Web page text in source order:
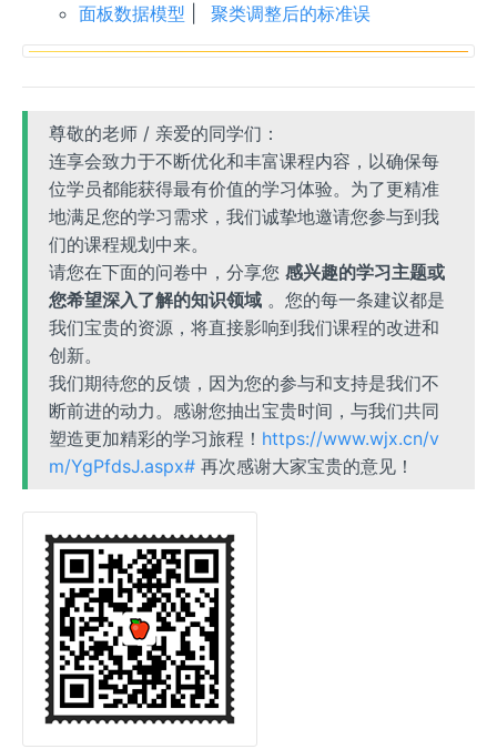
面板数据模型 |聚类调整后的标准误
尊敬的老师 / 亲爱的同学们：
连享会致力于不断优化和丰富课程内容，以确保每
位学员都能获得最有价值的学习体验。为了更精准
地满足您的学习需求，我们诚挚地邀请您参与到我
们的课程规划中来。
请您在下面的问卷中，分享您感兴趣的学习主题或
您希望深入了解的知识领域 。您的每一条建议都是
我们宝贵的资源，将直接影响到我们课程的改进和
创新。
我们期待您的反馈，因为您的参与和支持是我们不
断前进的动力。感谢您抽出宝贵时间，与我们共同
塑造更加精彩的学习旅程！ https://www.wjx.cn/v
m/YgPfdsJ.aspx# 再次感谢大家宝贵的意见！